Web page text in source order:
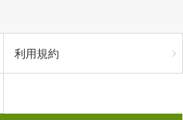
利用規約